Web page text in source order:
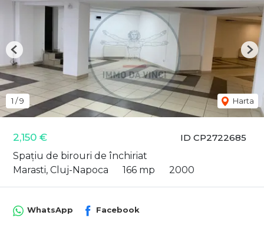
ID CP2722685
2,150 €
Spațiu de birouri de închiriat
Marasti, Cluj-Napoca
166 mp 2000
1 /9 Harta
Previous
WhatsApp Facebook